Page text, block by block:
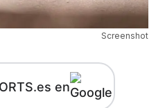
Screenshot
en